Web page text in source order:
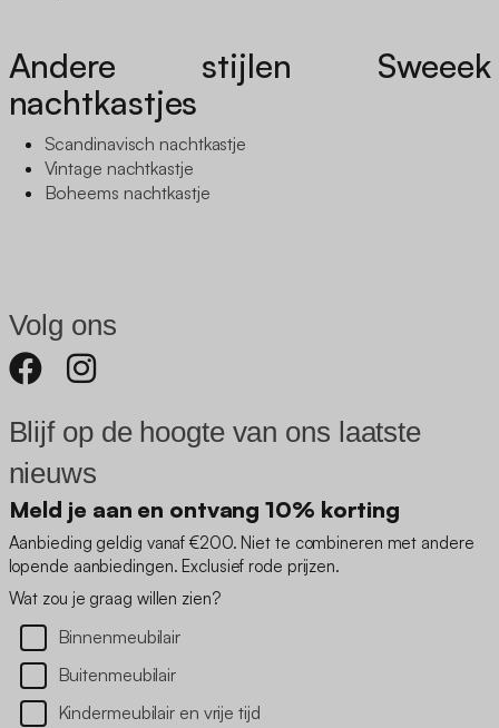
Andere stijlen Sweeek
nachtkastjes
Scandinavisch nachtkastje
Vintage nachtkastje
Boheems nachtkastje
Volg ons
Blijf op de hoogte van ons laatste
nieuws
Meld je aan en ontvang 10% korting
Aanbieding geldig vanaf €200. Niet te combineren met andere
lopende aanbiedingen. Exclusief rode prijzen.
Wat zou je graag willen zien?
Binnenmeubilair
Buitenmeubilair
Kindermeubilair en vrije tijd